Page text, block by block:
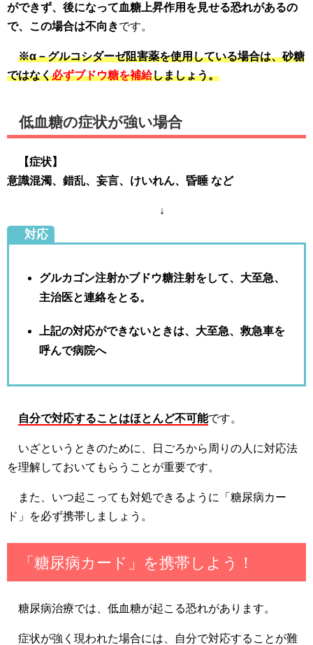
ができず、後になって血糖上昇作用を見せる恐れがあるの
で、この場合は不向きです。
※α－グルコシダーゼ阻害薬を使用している場合は、砂糖
ではなく必ずブドウ糖を補給しましょう。
低血糖の症状が強い場合
【症状】
意識混濁、錯乱、妄言、けいれん、昏睡 など
↓
対応
グルカゴン注射かブドウ糖注射をして、大至急、
主治医と連絡をとる。
上記の対応ができないときは、大至急、救急車を
呼んで病院へ
自分で対応することはほとんど不可能です。
いざというときのために、日ごろから周りの人に対応法
を理解しておいてもらうことが重要です。
また、いつ起こっても対処できるように「糖尿病カー
ド」を必ず携帯しましょう。
「糖尿病カード」を携帯しよう！
糖尿病治療では、低血糖が起こる恐れがあります。
症状が強く現われた場合には、自分で対応することが難